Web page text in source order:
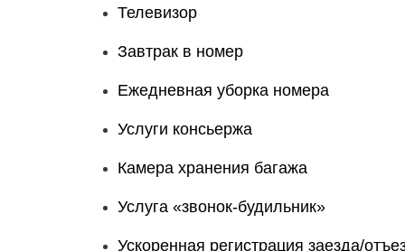
Телевизор
Завтрак в номер
Ежедневная уборка номера
Услуги консьержа
Камера хранения багажа
Услуга «звонок-будильник»
Ускоренная регистрация заезда/